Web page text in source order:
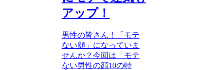
アップ！
男性の皆さん！「モテ
ない顔」になっていま
せんか？今回は「モテ
ない男性の顔10の特